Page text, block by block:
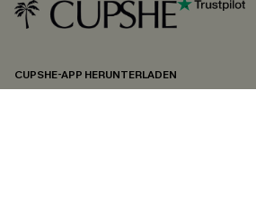
CUPSHE-APP HERUNTERLADEN